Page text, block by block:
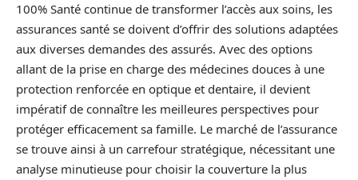
100% Santé continue de transformer l’accès aux soins, les
assurances santé se doivent d’offrir des solutions adaptées
aux diverses demandes des assurés. Avec des options
allant de la prise en charge des médecines douces à une
protection renforcée en optique et dentaire, il devient
impératif de connaître les meilleures perspectives pour
protéger efficacement sa famille. Le marché de l’assurance
se trouve ainsi à un carrefour stratégique, nécessitant une
analyse minutieuse pour choisir la couverture la plus